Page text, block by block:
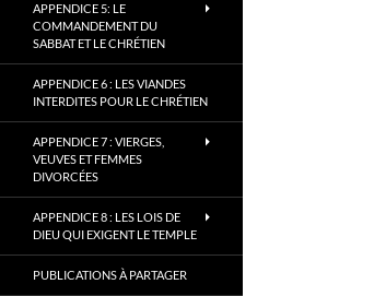
APPENDICE 5: LE
COMMANDEMENT DU
SABBAT ET LE CHRÉTIEN
APPENDICE 6 : LES VIANDES
INTERDITES POUR LE CHRÉTIEN
APPENDICE 7 : VIERGES,
VEUVES ET FEMMES
DIVORCÉES
APPENDICE 8 : LES LOIS DE
DIEU QUI EXIGENT LE TEMPLE
PUBLICATIONS À PARTAGER